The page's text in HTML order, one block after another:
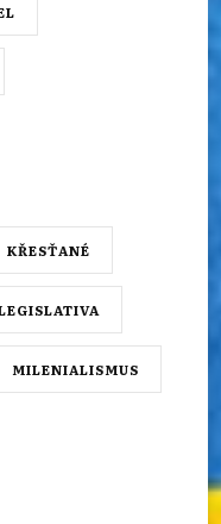
KŘESŤANÉ
MILENIALISMUS